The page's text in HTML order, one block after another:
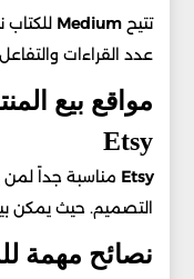
تتيحMedium
عدد القراءات
مواقع بيع
Etsy
Etsy مناسبة جداً لمن
التصميم. حيث يمكن
نصائح مهمة